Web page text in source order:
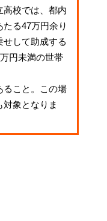
高校では、都内
る47万円余り
せして助成する
円未満の世帯
ること。この場
象となりま